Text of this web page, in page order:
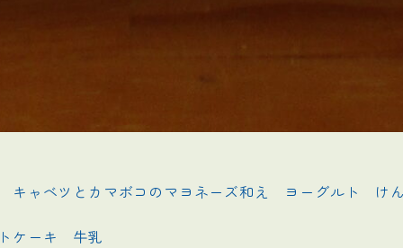
ャベツとカマボコのマヨネーズ和え　ヨーグルト　け
ケーキ　牛乳